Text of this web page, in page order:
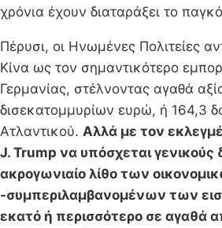
χρόνια έχουν διαταράξει το
Πέρυσι, οι Ηνωμένες Πολιτείες
Κίνα ως τον σημαντικότερο
Γερμανίας, στέλνοντας αγαθά
δισεκατομμυρίων ευρώ, ή 164,3
Ατλαντικού. Αλλά με τον
J. Trump να υπόσχεται
ακρογωνιαίο λίθο των
-συμπεριλαμβανομένων των
εκατό ή περισσότερο σε αγαθά